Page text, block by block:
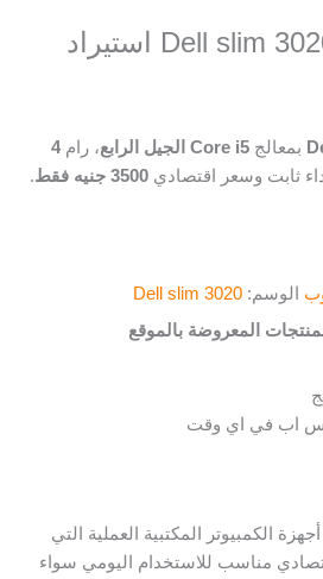
بمعالج Core i5 الجيل الرابع ، رام4
ثابت وسعر اقتصادي 3500 جنيه فقط .
الوسم: Dell slim 3020
المعروضة بالموقع
اب في اي وقت
الكمبيوتر المكتبية العملية التي
مناسب للاستخدام اليومي سواء